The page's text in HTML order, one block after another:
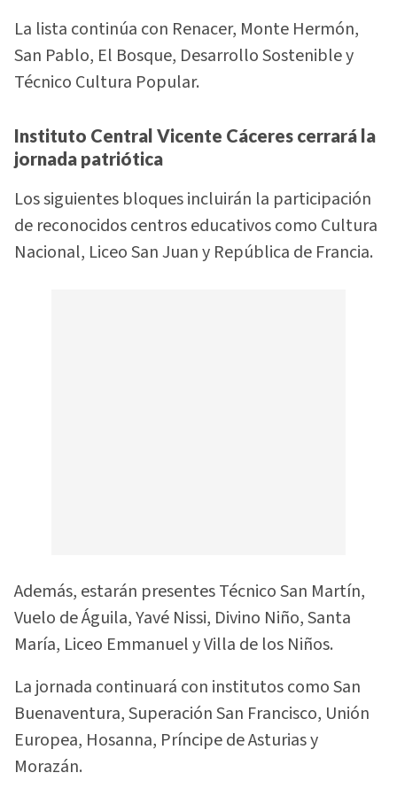
La lista continúa con Renacer, Monte Hermón,
San Pablo, El Bosque, Desarrollo Sostenible y
Técnico Cultura Popular.
Instituto Central Vicente Cáceres cerrará la
jornada patriótica
Los siguientes bloques incluirán la participación
de reconocidos centros educativos como Cultura
Nacional, Liceo San Juan y República de Francia.
Además, estarán presentes Técnico San Martín,
Vuelo de Águila, Yavé Nissi, Divino Niño, Santa
María, Liceo Emmanuel y Villa de los Niños.
La jornada continuará con institutos como San
Buenaventura, Superación San Francisco, Unión
Europea, Hosanna, Príncipe de Asturias y
Morazán.